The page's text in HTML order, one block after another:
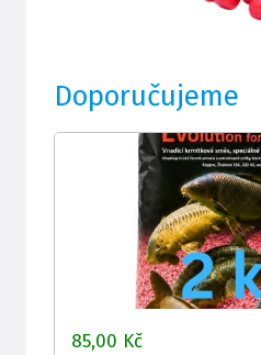
Doporučujeme
85,00 Kč